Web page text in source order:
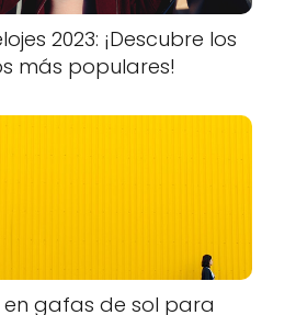
2023: ¡Descubre los
más populares!
en gafas de sol para